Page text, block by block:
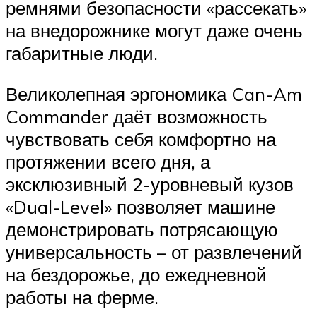
ремнями безопасности «рассекать»
на внедорожнике могут даже очень
габаритные люди.
Великолепная эргономика Can-Am
Commander даёт возможность
чувствовать себя комфортно на
протяжении всего дня, а
эксклюзивный 2-уровневый кузов
«Dual-Level» позволяет машине
демонстрировать потрясающую
универсальность – от развлечений
на бездорожье, до ежедневной
работы на ферме.